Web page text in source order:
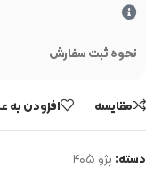
نحوه ثبت سفارش
مقایسه افزودن به
دسته: پژو ۴۰۵